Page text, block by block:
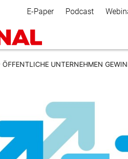
Secondary Navigation
E-Paper Podcast
ÖFFENTLICHE UNTERNEHMEN